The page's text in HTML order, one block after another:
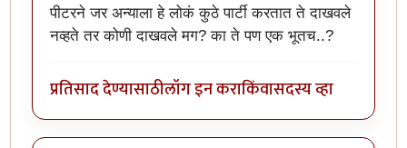
पीटरने जर अन्याला हे लोकं कुठे पार्टी करतात ते दाखवले
नव्हते तर कोणी दाखवले मग? का ते पण एक भूतच..?
प्रतिसाद देण्यासाठीलॉग इन कराकिंवासदस्य व्हा